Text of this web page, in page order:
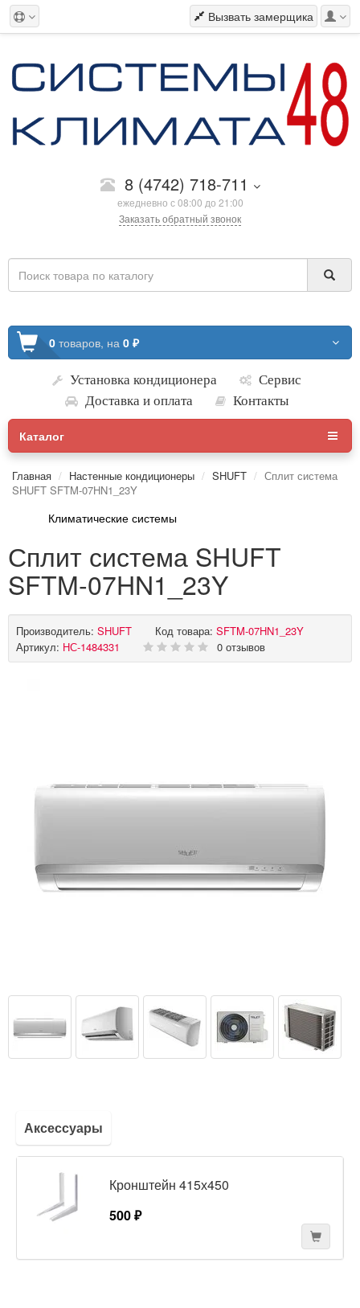
Вызвать замерщика
8 (4742) 718-711
ежедневно с 08:00 до 21:00
Заказать обратный звонок
0 товаров, на 0 ₽
Установка кондиционера
Сервис
Доставка и оплата
Контакты
Каталог
Главная Настенные кондиционеры SHUFT
Сплит система
SHUFT SFTM-07HN1_23Y
Климатические системы
Сплит система SHUFT
SFTM-07HN1_23Y
Производитель: SHUFT Код товара: SFTM-07HN1_23Y
Артикул: НС-1484331 0 отзывов
Аксессуары
Кронштейн 415х450
500 ₽